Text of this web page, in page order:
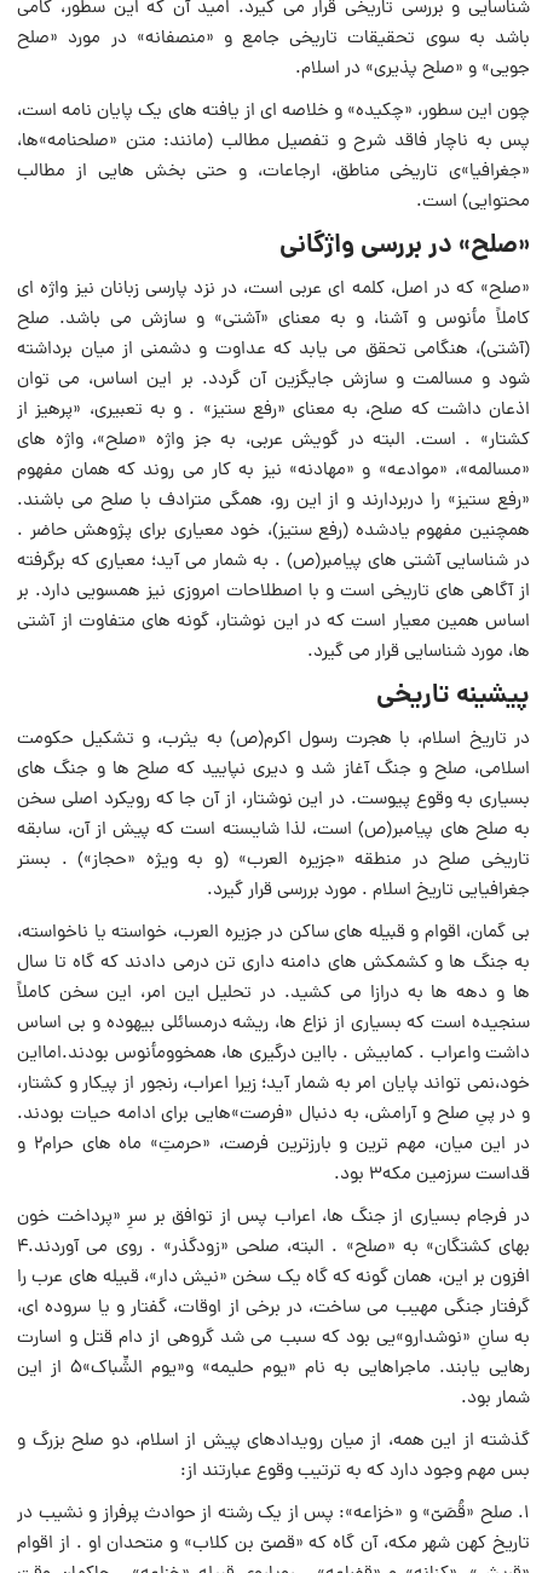
شناسایى و بررسى تاریخى قرار مى گیرد. امید آن که این سطور، گامى
باشد به سوى تحقیقات تاریخى جامع و «منصفانه» در مورد «صلح
جویى» و «صلح پذیرى» در اسلام.
چون این سطور، «چکیده» و خلاصه اى از یافته هاى یک پایان نامه است،
پس به ناچار فاقد شرح و تفصیل مطالب (مانند: متن «صلحنامه»ها،
«جغرافیا»ى تاریخى مناطق، ارجاعات، و حتى بخش هایى از مطالب
محتوایى) است.
«صلح» در بررسى واژگانى
«صلح» که در اصل، کلمه اى عربى است، در نزد پارسى زبانان نیز واژه اى
کاملاً مأنوس و آشنا، و به معناى «آشتى» و سازش مى باشد. صلح
(آشتى)، هنگامى تحقق مى یابد که عداوت و دشمنى از میان برداشته
شود و مسالمت و سازش جایگزین آن گردد. بر این اساس، مى توان
اذعان داشت که صلح، به معناى «رفع ستیز» . و به تعبیرى، «پرهیز از
کشتار» . است. البته در گویش عربى، به جز واژه «صلح»، واژه هاى
«مسالمه»، «موادعه» و «مهادنه» نیز به کار مى روند که همان مفهوم
«رفع ستیز» را دربردارند و از این رو، همگى مترادف با صلح مى باشند.
همچنین مفهوم یادشده (رفع ستیز)، خود معیارى براى پژوهش حاضر .
در شناسایى آشتى هاى پیامبر(ص) . به شمار مى آید؛ معیارى که برگرفته
از آگاهى هاى تاریخى است و با اصطلاحات امروزى نیز همسویى دارد. بر
اساس همین معیار است که در این نوشتار، گونه هاى متفاوت از آشتى
ها، مورد شناسایى قرار مى گیرد.
پیشینه تاریخى
در تاریخ اسلام، با هجرت رسول اکرم(ص) به یثرب، و تشکیل حکومت
اسلامى، صلح و جنگ آغاز شد و دیرى نپایید که صلح ها و جنگ هاى
بسیارى به وقوع پیوست. در این نوشتار، از آن جا که رویکرد اصلى سخن
به صلح هاى پیامبر(ص) است، لذا شایسته است که پیش از آن، سابقه
تاریخى صلح در منطقه «جزیره العرب» (و به ویژه «حجاز») . بستر
جغرافیایى تاریخ اسلام . مورد بررسى قرار گیرد.
بى گمان، اقوام و قبیله هاى ساکن در جزیره العرب، خواسته یا ناخواسته،
به جنگ ها و کشمکش هاى دامنه دارى تن درمى دادند که گاه تا سال
ها و دهه ها به درازا مى کشید. در تحلیل این امر، این سخن کاملاً
سنجیده است که بسیارى از نزاع ها، ریشه درمسائلى بیهوده و بى اساس
داشت واعراب . کمابیش . بااین درگیرى ها، همخوومأنوس بودند.امااین
خود،نمى تواند پایان امر به شمار آید؛ زیرا اعراب، رنجور از پیکار و کشتار،
و در پىِ صلح و آرامش، به دنبال «فرصت»هایى براى ادامه حیات بودند.
در این میان، مهم ترین و بارزترین فرصت، «حرمتِ» ماه هاى حرام۲ و
قداست سرزمین مکه۳ بود.
در فرجام بسیارى از جنگ ها، اعراب پس از توافق بر سرِ «پرداخت خون
بهاى کشتگان» به «صلح» . البته، صلحى «زودگذر» . روى مى آوردند.۴
افزون بر این، همان گونه که گاه یک سخن «نیش دار»، قبیله هاى عرب را
گرفتار جنگى مهیب مى ساخت، در برخى از اوقات، گفتار و یا سروده اى،
به سانِ «نوشدارو»یى بود که سبب مى شد گروهى از دام قتل و اسارت
رهایى یابند. ماجراهایى به نام «یوم حلیمه» و«یوم الشِّباک»۵ از این
شمار بود.
گذشته از این همه، از میان رویدادهاى پیش از اسلام، دو صلح بزرگ و
بس مهم وجود دارد که به ترتیب وقوع عبارتند از:
۱. صلح «قُصَىّ» و «خزاعه»: پس از یک رشته از حوادث پرفراز و نشیب در
تاریخ کهن شهر مکه، آن گاه که «قصىّ بن کلاب» و متحدان او . از اقوام